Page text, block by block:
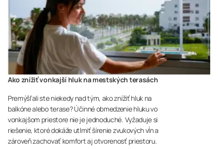
Ako znížiť vonkajší hluk na mestských terasách
Premýšľali ste niekedy nad tým, ako znížiť hluk na
balkóne alebo terase? Účinné obmedzenie hluku vo
vonkajšom priestore nie je jednoduché. Vyžaduje si
riešenie, ktoré dokáže utlmiť šírenie zvukových vĺn a
zároveň zachovať komfort aj otvorenosť priestoru.